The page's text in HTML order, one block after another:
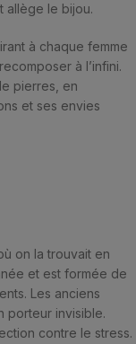
allège le bijou.
à chaque femme
à l’infini.
pierres, en
et ses envies
on la trouvait en
et est formée de
Les anciens
porteur invisible.
contre le stress.